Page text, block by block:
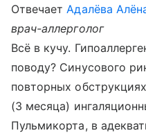
ОтвечаетАдалёва
врач-аллерголог
Всё в кучу.
поводу? Синусового
повторных
(3 месяца)
Пульмикорта, в